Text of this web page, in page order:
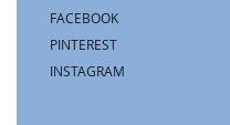
FACEBOOK
PINTEREST
INSTAGRAM